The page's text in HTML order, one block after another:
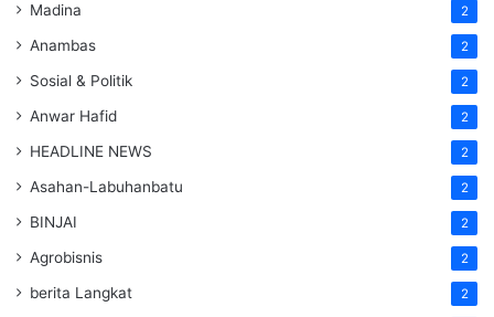
Madina 2
Anambas 2
Sosial & Politik 2
Anwar Hafid 2
HEADLINE NEWS 2
Asahan-Labuhanbatu 2
BINJAI 2
Agrobisnis 2
berita Langkat 2